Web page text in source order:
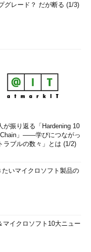
グレード？ だが断る (1/3)
が振り返る「Hardening 10
」――学びにつながっ
ラブルの数々」とは (1/2)
いマイクロソフト製品の
マイクロソフト10大ニュー